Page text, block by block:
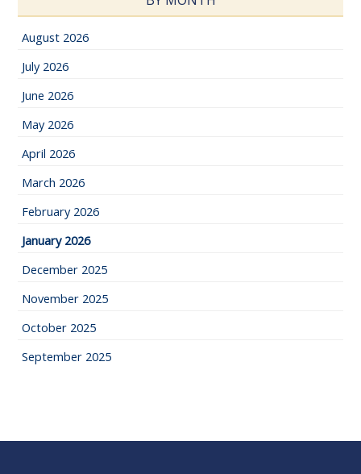
August 2026
July 2026
June 2026
May 2026
April 2026
March 2026
February 2026
January 2026
December 2025
November 2025
October 2025
September 2025